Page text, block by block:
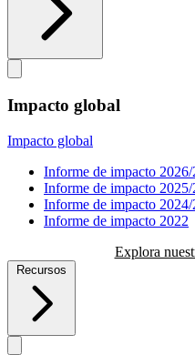
Impacto global
Impacto global
Informe de impacto 2026/
Informe de impacto 2025/
Informe de impacto 2024/
Informe de impacto 2022
Explora
Recursos